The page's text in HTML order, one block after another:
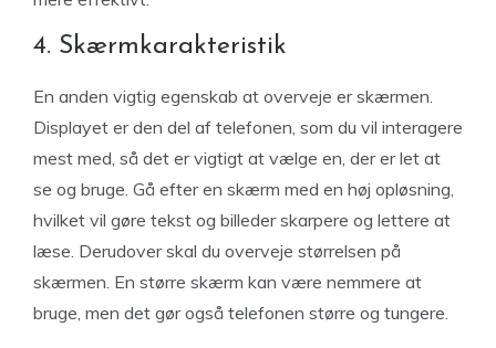
4. Skærmkarakteristik
En anden vigtig egenskab at overveje er skærmen.
Displayet er den del af telefonen, som du vil interagere
mest med, så det er vigtigt at vælge en, der er let at
se og bruge. Gå efter en skærm med en høj opløsning,
hvilket vil gøre tekst og billeder skarpere og lettere at
læse. Derudover skal du overveje størrelsen på
skærmen. En større skærm kan være nemmere at
bruge, men det gør også telefonen større og tungere.